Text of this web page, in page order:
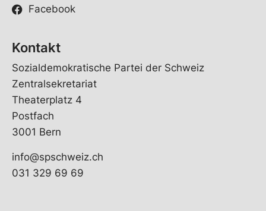
Facebook
Kontakt
Sozialdemokratische Partei der Schweiz
Zentralsekretariat
Theaterplatz 4
Postfach
3001 Bern
info@spschweiz.ch
031 329 69 69